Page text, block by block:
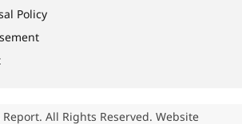
Policy
All Rights Reserved. Website